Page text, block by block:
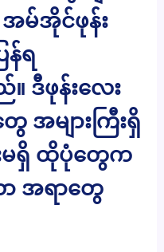
အမ်အိုင်ဖုန်း
န်ရ
ဒီဖုန်းလေး
များကြီးရှိ
မရှိ ထိုပုံတွေက
အရာတွေ